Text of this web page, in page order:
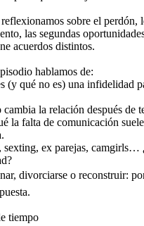
sobre el perdón,
las segundas
acuerdos distintos.
hablamos de:
(y qué no es) una infidelidad
la relación después de
la falta de comunicación
sexting, ex parejas, camgirls…
divorciarse o reconstruir:
tiempo